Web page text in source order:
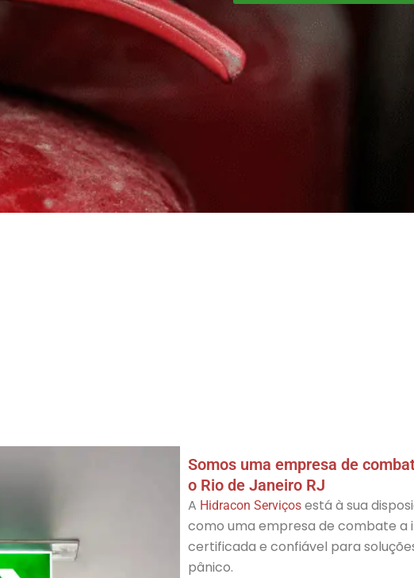
Somos uma empresa de
o Rio de Janeiro RJ
A Hidracon Serviços está à sua
como uma empresa de combate a
certificada e confiável para
pânico.